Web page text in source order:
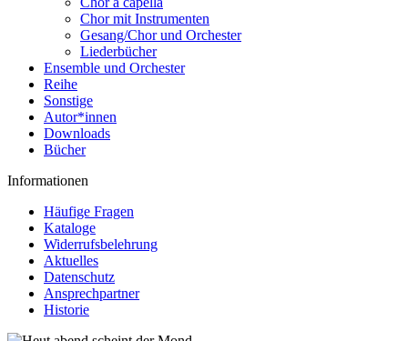
Chor mit Instrumenten
Gesang/Chor und Orchester
Liederbücher
Ensemble und Orchester
Reihe
Sonstige
Autor*innen
Downloads
Bücher
Informationen
Häufige Fragen
Kataloge
Widerrufsbelehrung
Aktuelles
Datenschutz
Ansprechpartner
Historie